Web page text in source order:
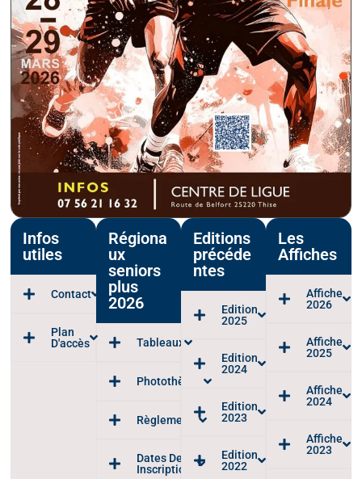
Infos
utiles
Contact
Plan
D'accès
Régiona
ux
seniors
plus
2026
Tableaux
Photothèque
Règlements
Dates Des
Inscriptions
Editions
précéde
ntes
Edition
2025
Edition
2024
Edition
2023
Edition
2022
Les
Affiches
Affiche
2026
Affiche
2025
Affiche
2024
Affiche
2023